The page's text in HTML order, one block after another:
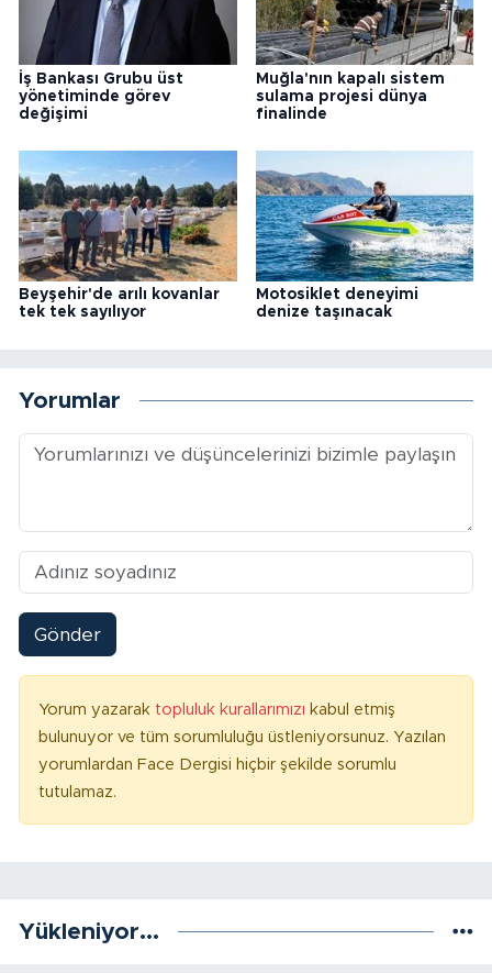
İş Bankası Grubu üst
yönetiminde görev
değişimi
Muğla'nın kapalı sistem
sulama projesi dünya
finalinde
Beyşehir'de arılı kovanlar
tek tek sayılıyor
Motosiklet deneyimi
denize taşınacak
Yorumlar
Gönder
Yorum yazarak topluluk kurallarımızı kabul etmiş
bulunuyor ve tüm sorumluluğu üstleniyorsunuz. Yazılan
yorumlardan Face Dergisi hiçbir şekilde sorumlu
tutulamaz.
Yükleniyor...